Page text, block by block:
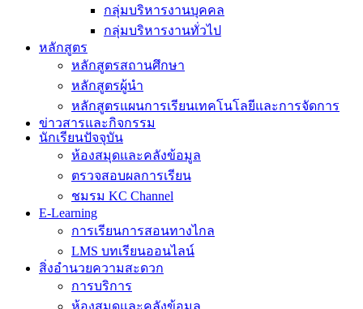
กลุ่มบริหารงานบุคคล
กลุ่มบริหารงานทั่วไป
หลักสูตร
หลักสูตรสถานศึกษา
หลักสูตรผู้นำ
หลักสูตรแผนการเรียนเทคโนโลยีและการจัดการ
ข่าวสารและกิจกรรม
นักเรียนปัจจุบัน
ห้องสมุดและคลังข้อมูล
ตรวจสอบผลการเรียน
ชมรม KC Channel
E-Learning
การเรียนการสอนทางไกล
LMS บทเรียนออนไลน์
สิ่งอำนวยความสะดวก
การบริการ
ห้องสมุดและคลังข้อมูล